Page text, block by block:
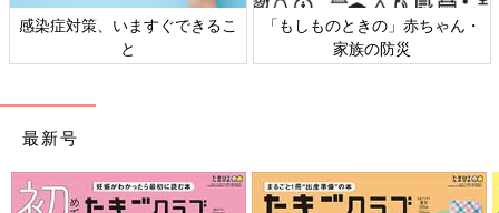
日本外来小児科学会リーフレッ
ト検討会
六星占術 細木かおりさんの人
相談
最新号